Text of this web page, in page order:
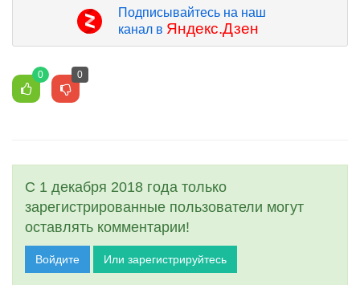
Подписывайтесь на наш
канал в Яндекс.Дзен
0 0
С 1 декабря 2018 года только
зарегистрированные пользователи могут
оставлять комментарии!
Войдите Или зарегистрируйтесь